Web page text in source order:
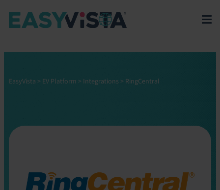
EasyVista > EV Platform > Integrations > RingCentral